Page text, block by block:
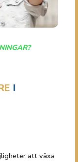
I
att växa